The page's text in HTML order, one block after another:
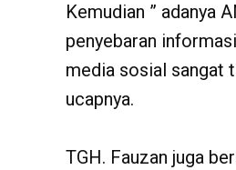
Kemudian ” adanya
penyebaran
media sosial sangat
ucapnya.
TGH. Fauzan juga